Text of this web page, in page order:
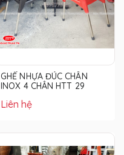
GHẾ NHỰA ĐÚC CHÂN
INOX 4 CHÂN HTT 29
Liên hệ